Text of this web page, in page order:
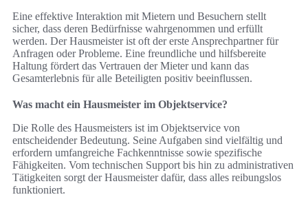
Eine effektive Interaktion mit Mietern und Besuchern stellt
sicher, dass deren Bedürfnisse wahrgenommen und erfüllt
werden. Der Hausmeister ist oft der erste Ansprechpartner für
Anfragen oder Probleme. Eine freundliche und hilfsbereite
Haltung fördert das Vertrauen der Mieter und kann das
Gesamterlebnis für alle Beteiligten positiv beeinflussen.
Was macht ein Hausmeister im Objektservice?
Die Rolle des Hausmeisters ist im Objektservice von
entscheidender Bedeutung. Seine Aufgaben sind vielfältig und
erfordern umfangreiche Fachkenntnisse sowie spezifische
Fähigkeiten. Vom technischen Support bis hin zu administrativen
Tätigkeiten sorgt der Hausmeister dafür, dass alles reibungslos
funktioniert.